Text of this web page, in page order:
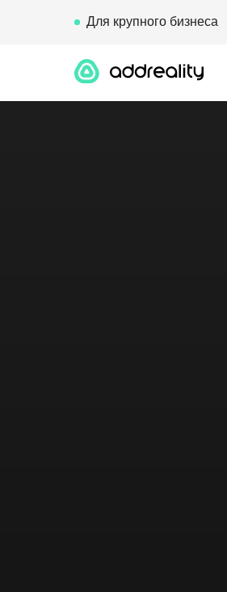
Для крупного бизнеса